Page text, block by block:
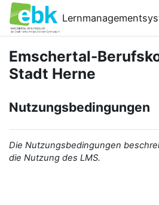
Zum Hauptinhalt
Emschertal-
Stadt Herne
Nutzungsbedingungen
Die Nutzungsbedingungen
die Nutzung des LMS.